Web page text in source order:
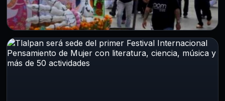
CDMX
Desfile de Día de Muertos 2026